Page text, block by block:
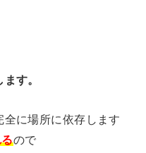
す。
に場所に依存します
ので